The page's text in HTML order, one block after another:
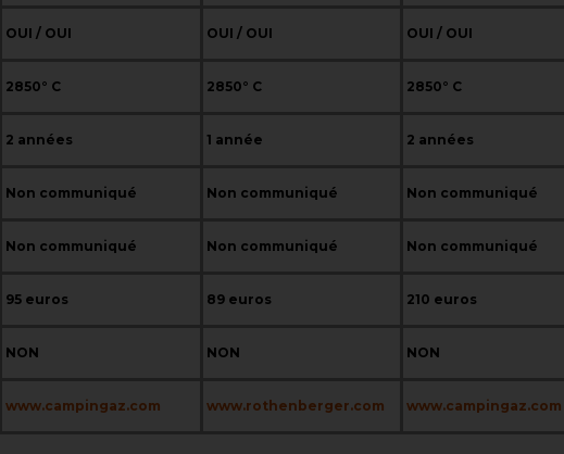
OUI / OUI OUI / OUI OUI / OUI
2850° C 2850° C 2850° C
2 années 1 année 2 années
Non communiqué Non communiqué Non communiqué
Non communiqué Non communiqué Non communiqué
95 euros 89 euros 210 euros
NON NON NON
www.campingaz.com www.rothenberger.com www.campingaz.com